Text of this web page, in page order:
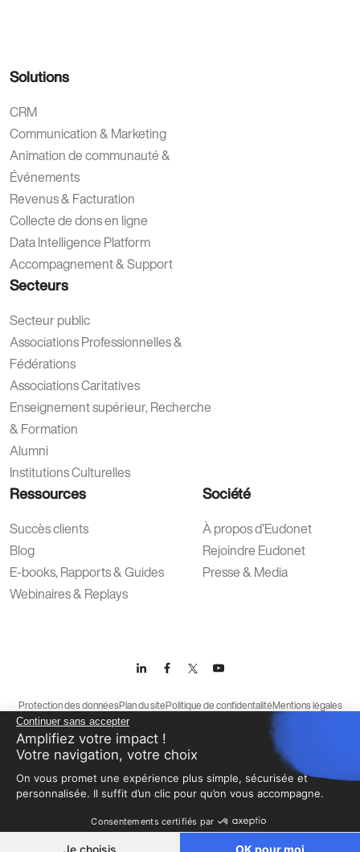
Solutions
CRM
Communication & Marketing
Animation de communauté &
Événements
Revenus & Facturation
Collecte de dons en ligne
Data Intelligence Platform
Accompagnement & Support
Secteurs
Secteur public
Associations Professionnelles &
Fédérations
Associations Caritatives
Enseignement supérieur, Recherche
& Formation
Alumni
Institutions Culturelles
Ressources
Succès clients
Blog
E-books, Rapports & Guides
Webinaires & Replays
Société
À propos d’Eudonet
Rejoindre Eudonet
Presse & Media
Protection des donnéesPlan du sitePolitique de confidentalitéMentions légales
Conditions générales d’utilisation
Continuer sans accepter
Amplifiez votre impact !
Votre navigation, votre choix
On vous promet une expérience plus simple, sécurisée et
personnalisée. Il suffit d’un clic pour qu’on vous accompagne.
Consentements certifiés par
Je choisis OK pour moi